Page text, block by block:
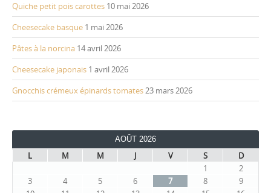
Quiche petit pois carottes 10 mai 2026
Cheesecake basque 1 mai 2026
Pâtes à la norcina 14 avril 2026
Cheesecake japonais 1 avril 2026
Gnocchis crémeux épinards tomates23 mars 2026
AOÛT 2026
L M M J V S
D
1
2
3
4 5 6 7 8
9